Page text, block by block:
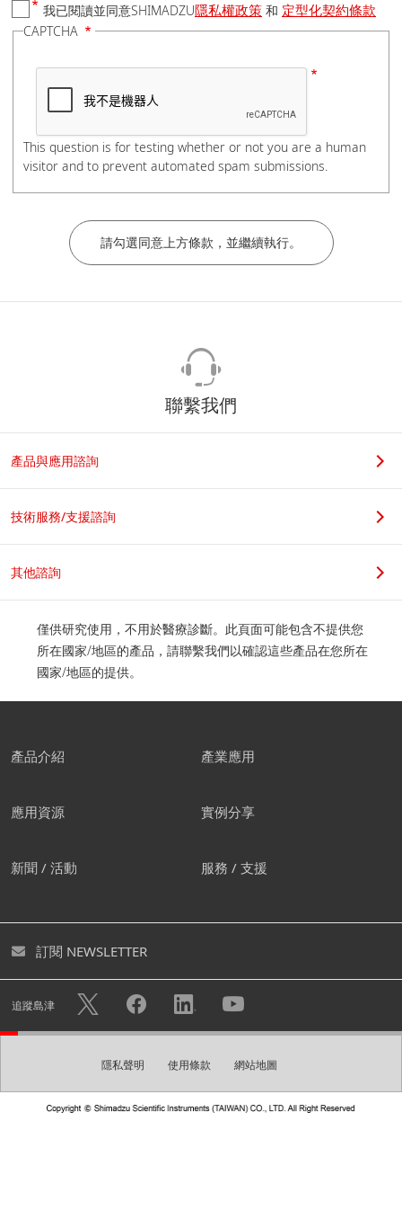
國家/地區
電話號碼
公司/學校名稱
若您是學生，請在科系名稱後加上實驗室教授姓名，謝謝。
職位
公司地址
我們建議您創建屬於自己的帳
您可透過創建免費帳號下載各式型錄及進入個人頁面。您亦
使用帳戶註冊的個人資訊將可用於 隱私權政策
的，例如發送電子報。
創建帳號
我已閱讀並同意SHIMADZU隱私權政策 和 定型化契約條款
CAPTCHA
This question is for testing whether or not you are a human
visitor and to prevent automated spam submissions.
聯繫我們
產品與應用諮詢
技術服務/支援諮詢
其他諮詢
僅供研究使用，不用於醫療診斷。此頁面可能包含不提供您
所在國家/地區的產品，請聯繫我們以確認這些產品在您所在
國家/地區的提供。
產品介紹 產業應用
應用資源 實例分享
新聞 / 活動 服務 / 支援
訂閱 NEWSLETTER
追蹤島津
隱私聲明 使用條款 網站地圖